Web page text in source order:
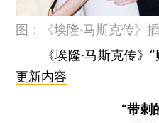
图：《埃隆·马斯克传》
《埃隆·马斯克传
更新内容
“带刺